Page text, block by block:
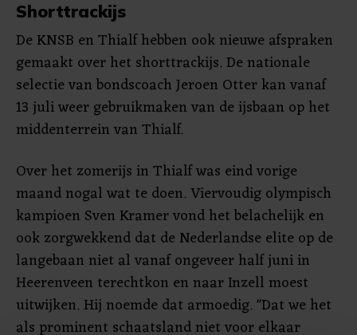
Shorttrackijs
De KNSB en Thialf hebben ook nieuwe afspraken
gemaakt over het shorttrackijs. De nationale
selectie van bondscoach Jeroen Otter kan vanaf
13 juli weer gebruikmaken van de ijsbaan op het
middenterrein van Thialf.
Over het zomerijs in Thialf was eind vorige
maand nogal wat te doen. Viervoudig olympisch
kampioen Sven Kramer vond het belachelijk en
ook zorgwekkend dat de Nederlandse elite op de
langebaan niet al vanaf ongeveer half juni in
Heerenveen terechtkon en naar Inzell moest
uitwijken. Hij noemde dat armoedig. "Dat we het
als prominent schaatsland niet voor elkaar